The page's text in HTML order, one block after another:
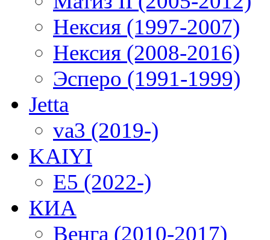
Нексия (1997-2007)
Нексия (2008-2016)
Эсперо (1991-1999)
Jetta
va3 (2019-)
KAIYI
E5 (2022-)
КИА
Венга (2010-2017)